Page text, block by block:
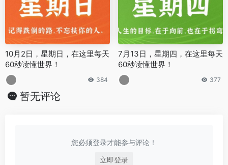
10月2日，星期日，在这里每天
60秒读懂世界！
384
7月13日，星期四，在这里每天
60秒读懂世界！
377
暂无评论
您必须登录才能参与评论！
立即登录